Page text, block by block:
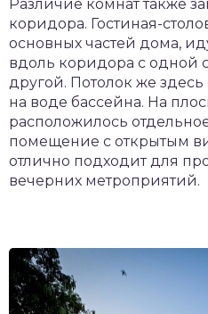
Различие комнат также
коридора. Гостиная-
основных частей дома,
вдоль коридора с одной
другой. Потолок же
на воде бассейна. На
расположилось
помещение с открытым
отлично подходит для
вечерних метроприятий.